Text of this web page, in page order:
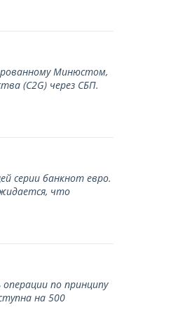
Минюстом,
(С2G) через СБП.
серии банкнот евро.
что
по принципу
на 500